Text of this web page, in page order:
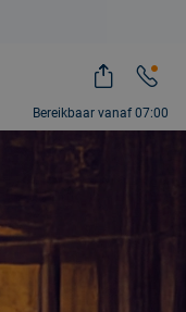
Bereikbaar vanaf 07:00